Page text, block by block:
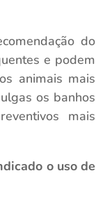
do
e podem
animais mais
os banhos
mais
o uso de